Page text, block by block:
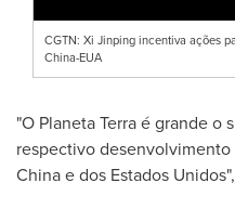
CGTN: Xi Jinping incentiva ações
China-EUA
"O Planeta Terra é grande o
respectivo
China e dos Estados